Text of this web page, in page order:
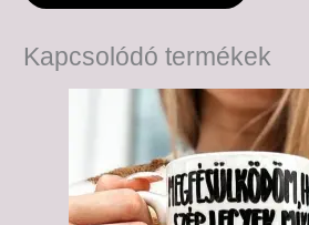
Kapcsolódó termékek